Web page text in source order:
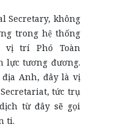
Secretary, không
trong hệ thống
vị trí Phó Toàn
lực tương đương.
Anh, đây là vị
tức trụ
từ đây sẽ gọi
ti.